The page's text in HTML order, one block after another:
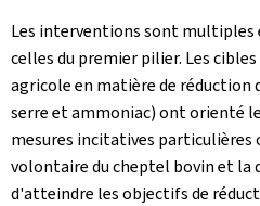
Les interventions sont multiples
celles du premier pilier. Les
agricole en matière de réduction
serre et ammoniac) ont orienté
mesures incitatives particulières
volontaire du cheptel bovin et
d'atteindre les objectifs de